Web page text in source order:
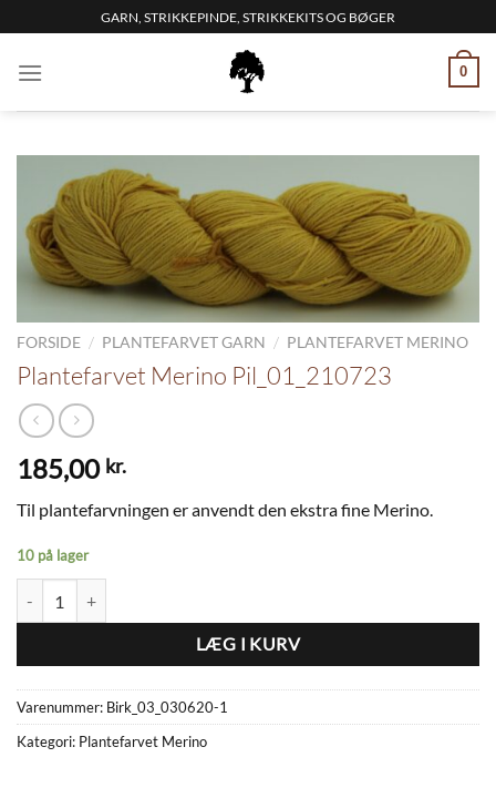
til
indhold
GARN, STRIKKEPINDE, STRIKKEKITS OG BØGER
0
FORSIDE / PLANTEFARVET GARN / PLANTEFARVET MERINO
Plantefarvet Merino Pil_01_210723
185,00 kr.
Til plantefarvningen er anvendt den ekstra fine Merino.
10 på lager
LÆG I KURV
Varenummer: Birk_03_030620-1
Kategori: Plantefarvet Merino